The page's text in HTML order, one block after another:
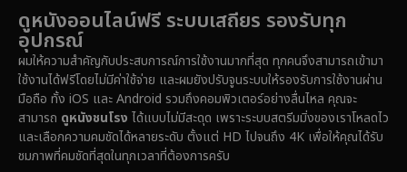
Dystopian
Emotional (61)
Epic มหากาพย์ (228)
ดูหนังออนไลน์ฟรี ระบบเสถียร รองรับทุก
อุปกรณ์
ผมให้ความสำคัญกับประสบการณ์การใช้งานมากที่สุด ทุกคนจึงสามารถเข้ามา
ใช้งานได้ฟรีโดยไม่มีค่าใช้จ่าย และผมยังปรับจูนระบบให้รองรับการใช้งานผ่าน
มือถือ ทั้ง iOS และ Android รวมถึงคอมพิวเตอร์อย่างลื่นไหล คุณจะ
สามารถ ดูหนังชนโรง ได้แบบไม่มีสะดุด เพราะระบบสตรีมมิ่งของเราโหลดไว
และเลือกความคมชัดได้หลายระดับ ตั้งแต่ HD ไปจนถึง 4K เพื่อให้คุณได้รับ
ชมภาพที่คมชัดที่สุดในทุกเวลาที่ต้องการครับ